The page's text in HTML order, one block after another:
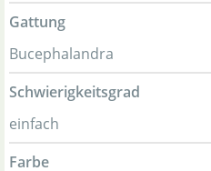
Gattung
Bucephalandra
Schwierigkeitsgrad
einfach
Farbe